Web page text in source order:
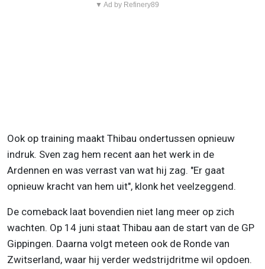
▼ Ad by Refinery89
Ook op training maakt Thibau ondertussen opnieuw
indruk. Sven zag hem recent aan het werk in de
Ardennen en was verrast van wat hij zag. "Er gaat
opnieuw kracht van hem uit", klonk het veelzeggend.
De comeback laat bovendien niet lang meer op zich
wachten. Op 14 juni staat Thibau aan de start van de GP
Gippingen. Daarna volgt meteen ook de Ronde van
Zwitserland, waar hij verder wedstrijdritme wil opdoen.